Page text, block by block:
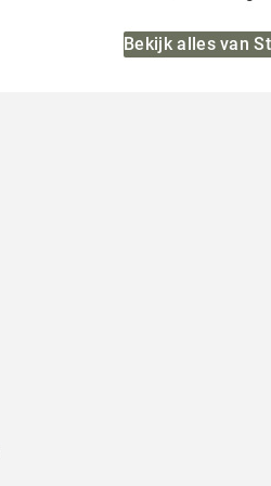
Bekijk alles van